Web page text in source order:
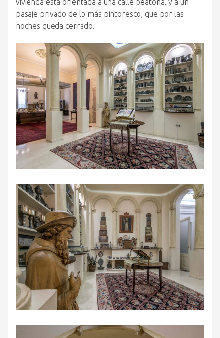
vivienda está orientada a una calle peatonal y a un
pasaje privado de lo más pintoresco, que por las
noches queda cerrado.